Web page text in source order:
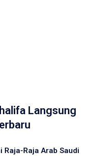
Langsung
Raja-Raja Arab Saudi